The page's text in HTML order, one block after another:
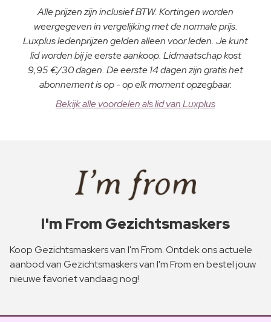
Alle prijzen zijn inclusief BTW. Kortingen worden
weergegeven in vergelijking met de normale prijs.
Luxplus ledenprijzen gelden alleen voor leden. Je kunt
lid worden bij je eerste aankoop. Lidmaatschap kost
9,95 €/30 dagen. De eerste 14 dagen zijn gratis het
abonnement is op - op elk moment opzegbaar.
Bekijk alle voordelen als lid van Luxplus
I'm From Gezichtsmaskers
Koop Gezichtsmaskers van I'm From. Ontdek ons actuele
aanbod van Gezichtsmaskers van I'm From en bestel jouw
nieuwe favoriet vandaag nog!